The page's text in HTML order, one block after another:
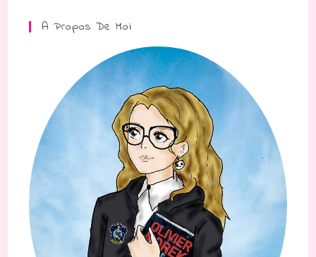
A Propos De Moi